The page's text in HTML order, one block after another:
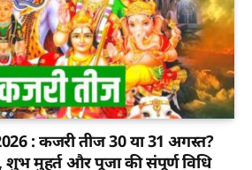
: कजरी तीज 30 या 31 अगस्त?
शुभ मुहूर्त और पूजा की संपूर्ण विधि